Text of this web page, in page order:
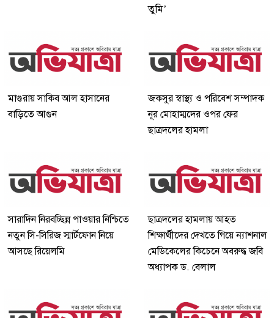
তুমি’
মাগুরায় সাকিব আল হাসানের
বাড়িতে আগুন
জকসুর স্বাস্থ্য ও পরিবেশ সম্পাদক
নূর মোহাম্মদের ওপর ফের
ছাত্রদলের হামলা
সারাদিন নিরবচ্ছিন্ন পাওয়ার নিশ্চিতে
নতুন সি-সিরিজ স্মার্টফোন নিয়ে
আসছে রিয়েলমি
ছাত্রদলের হামলায় আহত
শিক্ষার্থীদের দেখতে গিয়ে ন্যাশনাল
মেডিকেলের কিচেনে অবরুদ্ধ জবি
অধ্যাপক ড. বেলাল